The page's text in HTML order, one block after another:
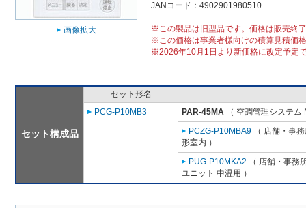
画像拡大
JANコード：4902901980510
※この製品は旧型品です。価格は販売終
※この価格は事業者様向けの積算見積価
※2026年10月1日より新価格に改定予定
セット構成品
セット形名
PCG-P10MB3
PAR-45MA （ 空調管理システム
PCZG-P10MBA9 （ 店舗・事
形室内 ）
PUG-P10MKA2 （ 店舗・事務
ユニット 中温用 ）